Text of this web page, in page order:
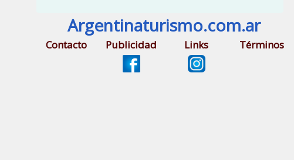
Argentinaturismo.com.ar
Contacto Publicidad Links Términos